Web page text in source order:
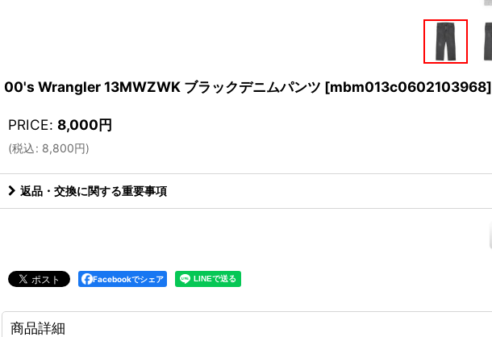
00's Wrangler 13MWZWK ブラックデニムパンツ [mbm013c0602103968]
PRICE: 8,000円
(税込: 8,800円)
返品・交換に関する重要事項
Facebookでシェア
商品詳細